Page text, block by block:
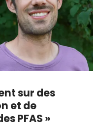
sur des
et de
PFAS »